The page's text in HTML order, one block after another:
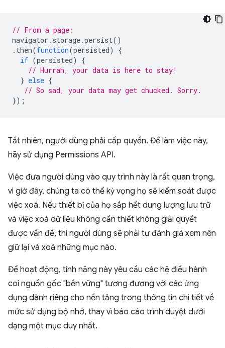
// From a page:
navigator . storage.persist()
. then(function(persisted)
{
if (persisted)
{
// Hurrah, your data is here to stay!
} else {
// So sad, your data may get chucked. Sorry.
});
Tất nhiên, người dùng phải cấp quyền. Để làm việc này,
hãy sử dụng Permissions API.
Việc đưa người dùng vào quy trình này là rất quan trọng,
vì giờ đây, chúng ta có thể kỳ vọng họ sẽ kiểm soát được
việc xoá. Nếu thiết bị của họ sắp hết dung lượng lưu trữ
và việc xoá dữ liệu không cần thiết không giải quyết
được vấn đề, thì người dùng sẽ phải tự đánh giá xem nên
giữ lại và xoá những mục nào.
Để hoạt động, tính năng này yêu cầu các hệ điều hành
coi nguồn gốc "bền vững" tương đương với các ứng
dụng dành riêng cho nền tảng trong thông tin chi tiết về
mức sử dụng bộ nhớ, thay vì báo cáo trình duyệt dưới
dạng một mục duy nhất.